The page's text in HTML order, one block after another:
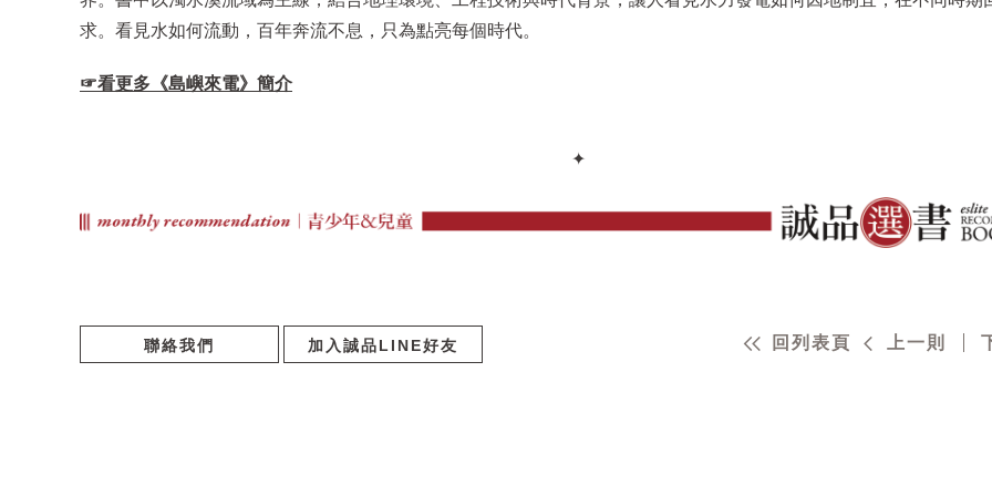
求。看見水如何流動，百年奔流不息，只為點亮每個時代。
☞看更多 《島嶼來電》 簡介
✦
聯絡我們 加入誠品LINE好友 回列表頁 上一則